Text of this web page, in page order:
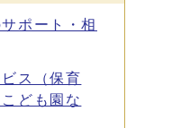
ポート・相
ス（保育
ども園な